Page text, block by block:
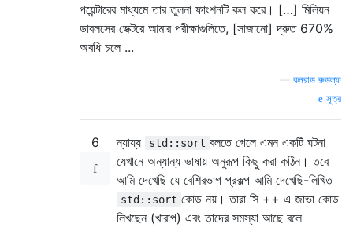
পয়েন্টারের মাধ্যমে তার তুলনা ফাংশনটি কল করে। […] মিলিয়ন
ডাবলসের ভেক্টরে আমার পরীক্ষাগুলিতে, [সাজানো] দ্রুত 670%
অবধি চলে ...
কনরাড রুডল্ফ
সূত্র
6 ন্যায্য std::sort বলতে গেলে এমন একটি ঘটনা
যেখানে অন্যান্য ভাষায় অনুরূপ কিছু করা কঠিন। তবে
আমি দেখেছি যে বেশিরভাগ প্রকল্প আমি দেখেছি-লিখিত
std::sort কোড নয়। তারা সি ++ এ জাভা কোড
লিখছেন (খারাপ) এবং তাদের সমস্যা আছে বলে